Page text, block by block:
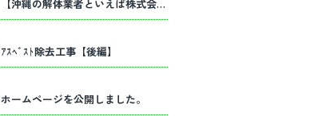
【沖縄の解体業者といえば株式会社田畑工業】内部解体工事・建物解体工事の事ならお任せください！
ｱｽﾍﾞｽﾄ除去工事【後編】
ホームページを公開しました。